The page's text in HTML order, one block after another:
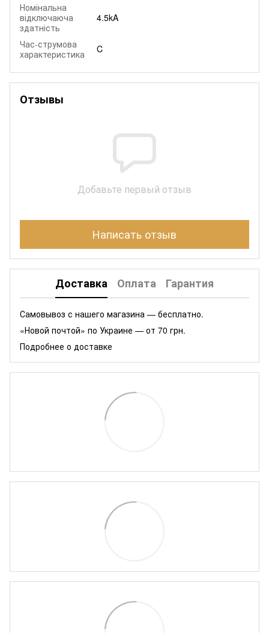
Номінальна
відключаюча
здатність
4.5kA
Час-струмова
характеристика
C
Отзывы
Добавьте первый отзыв
Написать отзыв
Доставка Оплата Гарантия
Самовывоз с нашего магазина — бесплатно.
«Новой почтой» по Украине — от 70 грн.
Подробнее о доставке